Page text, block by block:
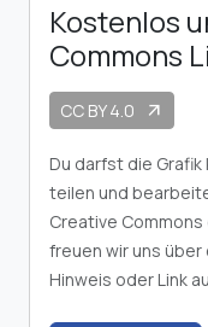
Kostenlos
Commons
CC BY 4.0 arrow_outward
Du darfst die
teilen und
Creative
freuen wir uns
Hinweis oder Link